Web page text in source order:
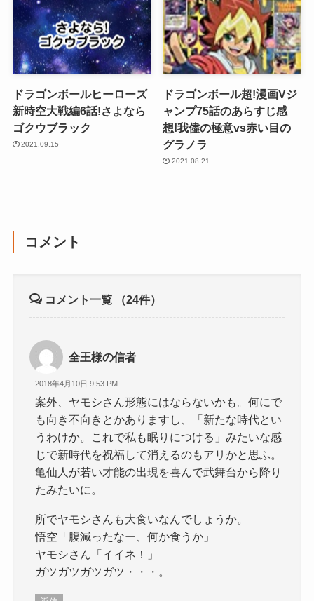
ドラゴンボールヒーローズ
新時空大戦編6話!さよなら
ゴクウブラック
2021.09.15
ドラゴンボール超!漫画Vジ
ャンプ75話のあらすじ感
想!我儘の極意vs赤い目の
グラノラ
2021.08.21
コメント
コメント一覧 （24件）
全王様の信者
2018年4月10日 9:53 PM
案外、ヤモシさん形態にはならないかも。何にで
も向き不向きとかありますし、「新たな時代とい
うわけか。これで私も眠りにつける」みたいな感
じで新時代を祝福して消えるのもアリかと思ふ。
亀仙人が若い才能の出現を喜んで武舞台から降り
たみたいに。
所でヤモシさんも大食いなんでしょうか。
悟空「腹減ったなー、何か食うか」
ヤモシさん「イイネ！」
ガツガツガツガツ・・・。